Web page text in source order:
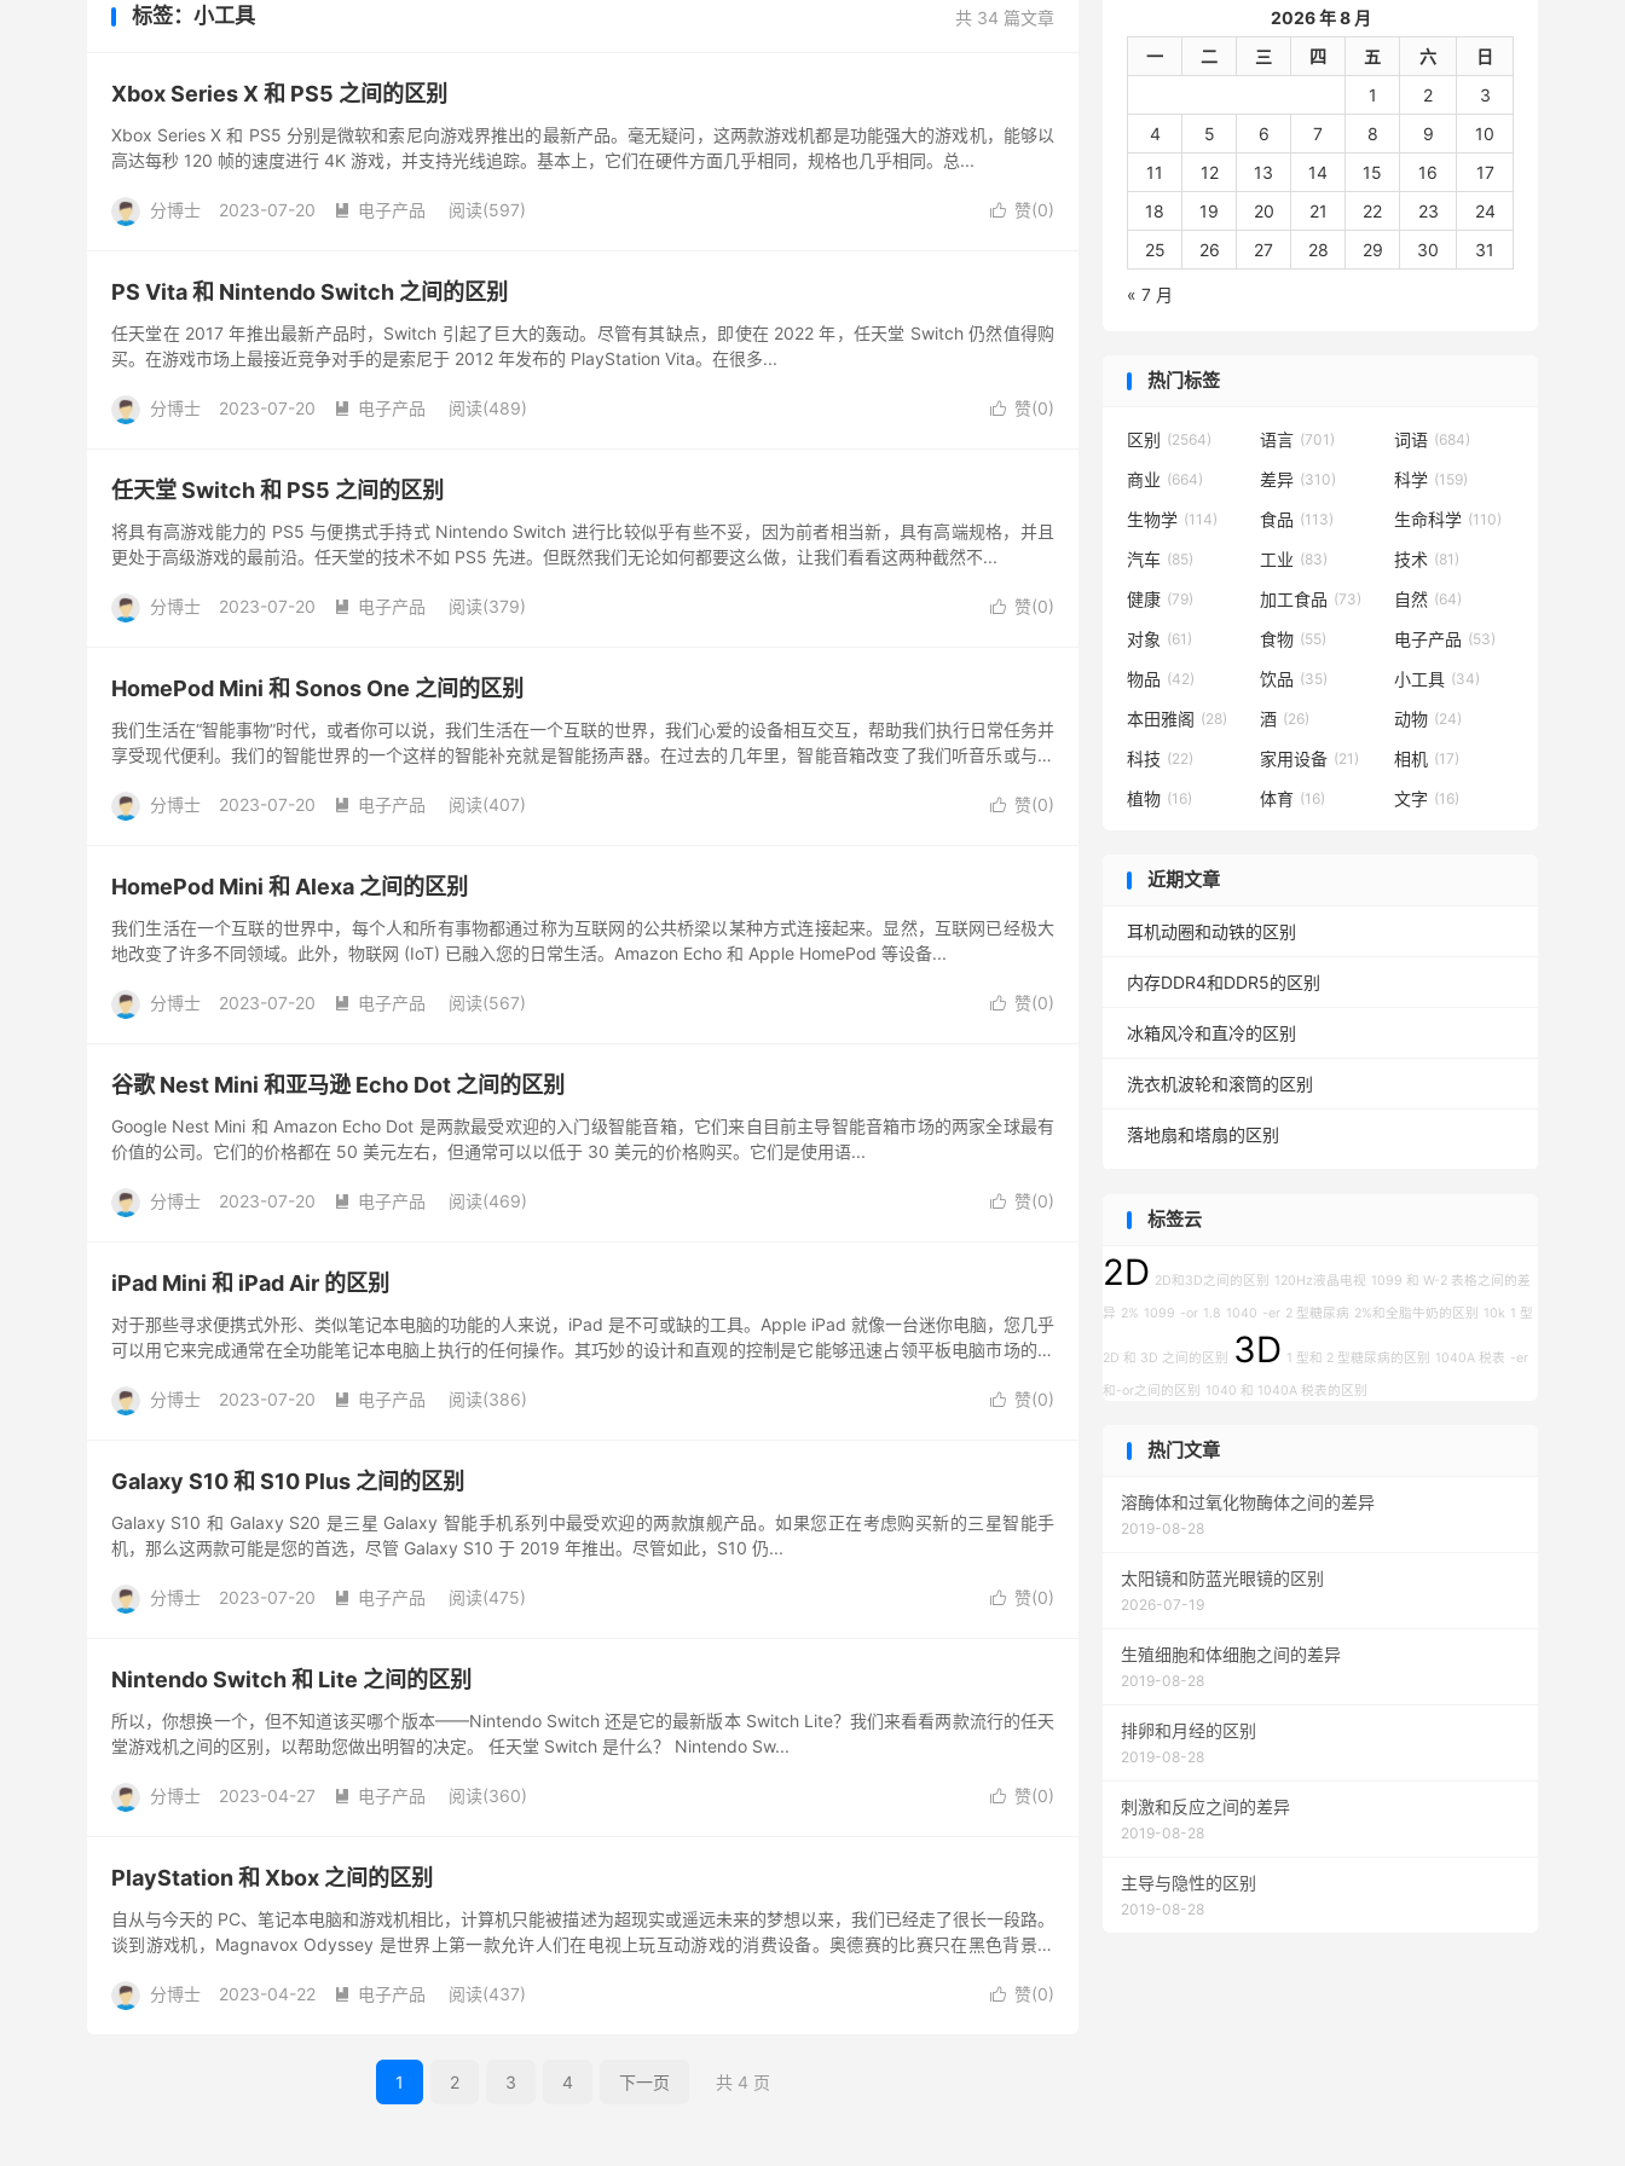
共 34 篇文章
标签：小工具
Xbox Series X 和 PS5 之间的区别
Xbox Series X 和 PS5 分别是微软和索尼向游戏界推出的最新产品。毫无疑问，这两款游戏机都是功能强大的游戏机，能够以
高达每秒 120 帧的速度进行 4K 游戏，并支持光线追踪。基本上，它们在硬件方面几乎相同，规格也几乎相同。总...
 赞(0)
分博士 2023-07-20  电子产品 阅读(597)
PS Vita 和 Nintendo Switch 之间的区别
任天堂在 2017 年推出最新产品时，Switch 引起了巨大的轰动。尽管有其缺点，即使在 2022 年，任天堂 Switch 仍然值得购
买。在游戏市场上最接近竞争对手的是索尼于 2012 年发布的 PlayStation Vita。在很多...
 赞(0)
分博士 2023-07-20  电子产品 阅读(489)
任天堂 Switch 和 PS5 之间的区别
将具有高游戏能力的 PS5 与便携式手持式 Nintendo Switch 进行比较似乎有些不妥，因为前者相当新，具有高端规格，并且
更处于高级游戏的最前沿。任天堂的技术不如 PS5 先进。但既然我们无论如何都要这么做，让我们看看这两种截然不...
 赞(0)
分博士 2023-07-20  电子产品 阅读(379)
HomePod Mini 和 Sonos One 之间的区别
我们生活在“智能事物”时代，或者你可以说，我们生活在一个互联的世界，我们心爱的设备相互交互，帮助我们执行日常任务并
享受现代便利。我们的智能世界的一个这样的智能补充就是智能扬声器。在过去的几年里，智能音箱改变了我们听音乐或与事
 赞(0)
分博士 2023-07-20  电子产品 阅读(407)
HomePod Mini 和 Alexa 之间的区别
我们生活在一个互联的世界中，每个人和所有事物都通过称为互联网的公共桥梁以某种方式连接起来。显然，互联网已经极大
地改变了许多不同领域。此外，物联网 (IoT) 已融入您的日常生活。Amazon Echo 和 Apple HomePod 等设备...
 赞(0)
分博士 2023-07-20  电子产品 阅读(567)
谷歌 Nest Mini 和亚马逊 Echo Dot 之间的区别
Google Nest Mini 和 Amazon Echo Dot 是两款最受欢迎的入门级智能音箱，它们来自目前主导智能音箱市场的两家全球最有
价值的公司。它们的价格都在 50 美元左右，但通常可以以低于 30 美元的价格购买。它们是使用语...
 赞(0)
分博士 2023-07-20  电子产品 阅读(469)
iPad Mini 和 iPad Air 的区别
对于那些寻求便携式外形、类似笔记本电脑的功能的人来说，iPad 是不可或缺的工具。Apple iPad 就像一台迷你电脑，您几乎
可以用它来完成通常在全功能笔记本电脑上执行的任何操作。其巧妙的设计和直观的控制是它能够迅速占领平板电脑市场的原
 赞(0)
分博士 2023-07-20  电子产品 阅读(386)
Galaxy S10 和 S10 Plus 之间的区别
Galaxy S10 和 Galaxy S20 是三星 Galaxy 智能手机系列中最受欢迎的两款旗舰产品。如果您正在考虑购买新的三星智能手
机，那么这两款可能是您的首选，尽管 Galaxy S10 于 2019 年推出。尽管如此，S10 仍...
 赞(0)
分博士 2023-07-20  电子产品 阅读(475)
Nintendo Switch 和 Lite 之间的区别
所以，你想换一个，但不知道该买哪个版本——Nintendo Switch 还是它的最新版本 Switch Lite？我们来看看两款流行的任天
堂游戏机之间的区别，以帮助您做出明智的决定。 任天堂 Switch 是什么？ Nintendo Sw...
 赞(0)
分博士 2023-04-27  电子产品 阅读(360)
PlayStation 和 Xbox 之间的区别
自从与今天的 PC、笔记本电脑和游戏机相比，计算机只能被描述为超现实或遥远未来的梦想以来，我们已经走了很长一段路。
谈到游戏机，Magnavox Odyssey 是世界上第一款允许人们在电视上玩互动游戏的消费设备。奥德赛的比赛只在黑色背景上
 赞(0)
分博士 2023-04-22  电子产品 阅读(437)
1 2 3 4 下一页 共 4 页
2026 年 8 月
一
二 三 四 五 六
日
1
2
3
4
5 6 7 8 9
10
11
12 13 14 15 16
17
18
19 20 21 22 23
24
25
26 27 28 29 30 31
« 7 月
热门标签
区别 (2564) 语言 (701) 词语 (684)
商业 (664) 差异 (310) 科学 (159)
生物学 (114) 食品 (113) 生命科学 (110)
汽车 (85) 工业 (83) 技术 (81)
健康 (79) 加工食品 (73) 自然 (64)
对象 (61) 食物 (55) 电子产品 (53)
物品 (42) 饮品 (35) 小工具 (34)
本田雅阁 (28) 酒 (26) 动物 (24)
科技 (22) 家用设备 (21) 相机 (17)
植物 (16) 体育 (16) 文字 (16)
近期文章
耳机动圈和动铁的区别
内存DDR4和DDR5的区别
冰箱风冷和直冷的区别
洗衣机波轮和滚筒的区别
落地扇和塔扇的区别
标签云
2D 2D和3D之间的区别 120Hz液晶电视 1099 和 W-2 表格之间的差
异 2% 1099 -or 1.8 1040 -er 2 型糖尿病 2%和全脂牛奶的区别 10k 1 型
2D 和 3D 之间的区别 3D 1 型和 2 型糖尿病的区别 1040A 税表 -er
和-or之间的区别 1040 和 1040A 税表的区别
热门文章
溶酶体和过氧化物酶体之间的差异
2019-08-28
太阳镜和防蓝光眼镜的区别
2026-07-19
生殖细胞和体细胞之间的差异
2019-08-28
排卵和月经的区别
2019-08-28
刺激和反应之间的差异
2019-08-28
主导与隐性的区别
2019-08-28